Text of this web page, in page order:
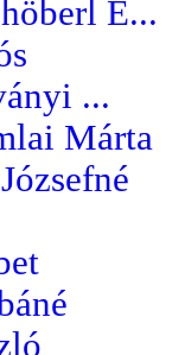
E...
...
Márta